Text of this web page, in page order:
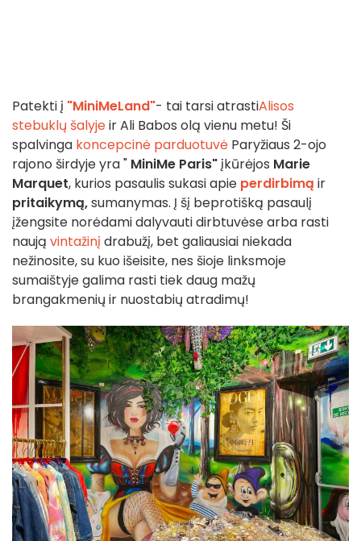
Patekti į "MiniMeLand"- tai tarsi atrastiAlisos
stebuklų šalyjeir Ali Babos olą vienu metu! Ši
spalvinga koncepcinė parduotuvė Paryžiaus 2-ojo
rajono širdyje yra " MiniMe Paris"įkūrėjos Marie
Marquet, kurios pasaulis sukasi apie perdirbimą ir
pritaikymą,sumanymas. Į šį beprotišką pasaulį
įžengsite norėdami dalyvauti dirbtuvėse arba rasti
naują vintažinį drabužį, bet galiausiai niekada
nežinosite, su kuo išeisite, nes šioje linksmoje
sumaištyje galima rasti tiek daug mažų
brangakmenių ir nuostabių atradimų!